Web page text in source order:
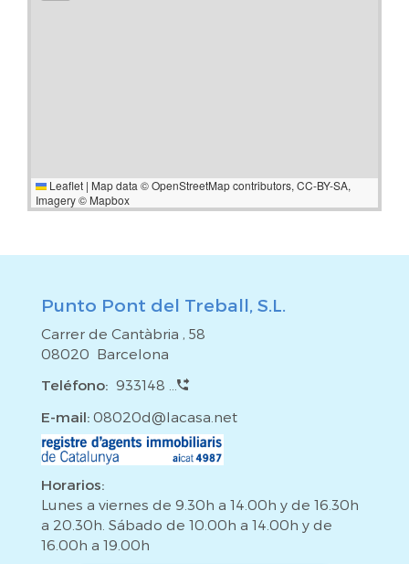
Leaflet | Map data ©OpenStreetMapcontributors, CC-BY-SA,
Imagery © Mapbox
Punto Pont del Treball, S.L.
Carrer de Cantàbria , 58
08020 Barcelona
Teléfono: 933148 ...
E-mail: 08020d@lacasa.net
Horarios:
Lunes a viernes de 9.30h a 14.00h y de 16.30h
a 20.30h. Sábado de 10.00h a 14.00h y de
16.00h a 19.00h